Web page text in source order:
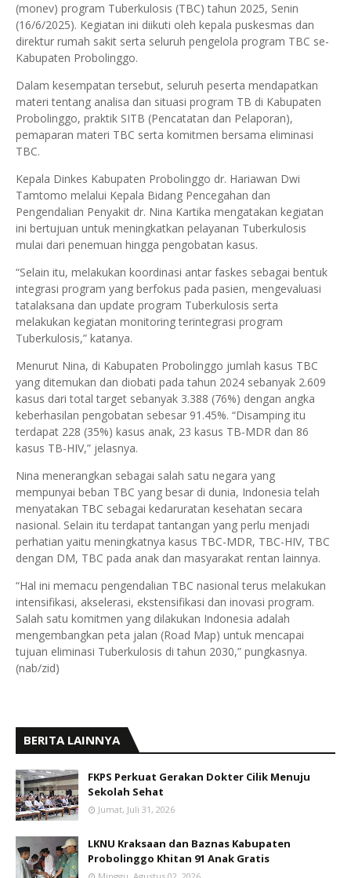
(monev) program Tuberkulosis (TBC) tahun 2025, Senin
(16/6/2025). Kegiatan ini diikuti oleh kepala puskesmas dan
direktur rumah sakit serta seluruh pengelola program TBC se-
Kabupaten Probolinggo.
Dalam kesempatan tersebut, seluruh peserta mendapatkan
materi tentang analisa dan situasi program TB di Kabupaten
Probolinggo, praktik SITB (Pencatatan dan Pelaporan),
pemaparan materi TBC serta komitmen bersama eliminasi
TBC.
Kepala Dinkes Kabupaten Probolinggo dr. Hariawan Dwi
Tamtomo melalui Kepala Bidang Pencegahan dan
Pengendalian Penyakit dr. Nina Kartika mengatakan kegiatan
ini bertujuan untuk meningkatkan pelayanan Tuberkulosis
mulai dari penemuan hingga pengobatan kasus.
“Selain itu, melakukan koordinasi antar faskes sebagai bentuk
integrasi program yang berfokus pada pasien, mengevaluasi
tatalaksana dan update program Tuberkulosis serta
melakukan kegiatan monitoring terintegrasi program
Tuberkulosis,” katanya.
Menurut Nina, di Kabupaten Probolinggo jumlah kasus TBC
yang ditemukan dan diobati pada tahun 2024 sebanyak 2.609
kasus dari total target sebanyak 3.388 (76%) dengan angka
keberhasilan pengobatan sebesar 91.45%. “Disamping itu
terdapat 228 (35%) kasus anak, 23 kasus TB-MDR dan 86
kasus TB-HIV,” jelasnya.
Nina menerangkan sebagai salah satu negara yang
mempunyai beban TBC yang besar di dunia, Indonesia telah
menyatakan TBC sebagai kedaruratan kesehatan secara
nasional. Selain itu terdapat tantangan yang perlu menjadi
perhatian yaitu meningkatnya kasus TBC-MDR, TBC-HIV, TBC
dengan DM, TBC pada anak dan masyarakat rentan lainnya.
“Hal ini memacu pengendalian TBC nasional terus melakukan
intensifikasi, akselerasi, ekstensifikasi dan inovasi program.
Salah satu komitmen yang dilakukan Indonesia adalah
mengembangkan peta jalan (Road Map) untuk mencapai
tujuan eliminasi Tuberkulosis di tahun 2030,” pungkasnya.
(nab/zid)
BERITA LAINNYA
FKPS Perkuat Gerakan Dokter Cilik Menuju
Sekolah Sehat
Jumat, Juli 31, 2026
LKNU Kraksaan dan Baznas Kabupaten
Probolinggo Khitan 91 Anak Gratis